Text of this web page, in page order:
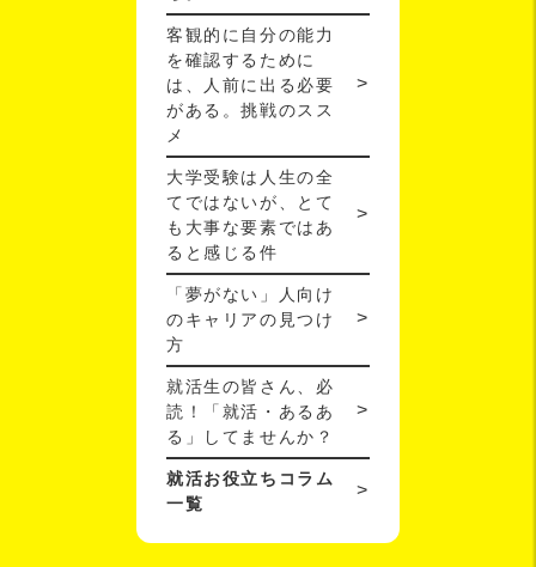
客観的に自分の能力
を確認するために
は、人前に出る必要
がある。挑戦のスス
メ
大学受験は人生の全
てではないが、とて
も大事な要素ではあ
ると感じる件
「夢がない」人向け
のキャリアの見つけ
方
就活生の皆さん、必
読！「就活・あるあ
る」してませんか？
就活お役立ちコラム
一覧